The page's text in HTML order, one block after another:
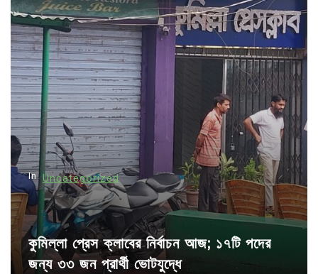
v
i
g
a
t
i
o
n
In Uncategorized
কুমিল্লা প্রেস ক্লাবের নির্বাচন আজ; ১৭টি পদের
জন্য ৩৩ জন প্রার্থী ভোটযুদ্ধে